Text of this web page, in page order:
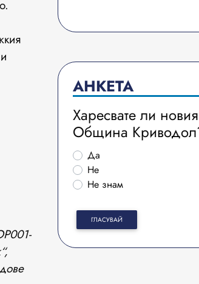
АНКЕТА
Харесвате ли
Община
Да
Не
Не знам
ГЛАСУВАЙ